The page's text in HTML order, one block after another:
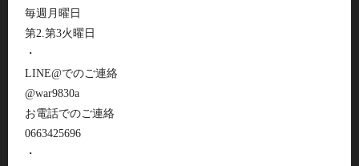
毎週月曜日
第2.第3火曜日
・
LINE@でのご連絡
@war9830a
お電話でのご連絡
0663425696
・